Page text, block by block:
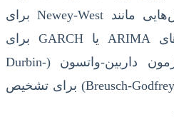
استفاده از روش‌هایی مانند Newey-West برای
خطاهای استاندارد، مدل‌های ARIMA یا GARCH برای
داده‌های سری زمانی. آزمون داربین-واتسون (Durbin-
Watson) و براش-گادفری (Breusch-Godfrey) برای تشخیص